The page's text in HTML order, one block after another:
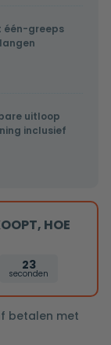
één-greeps
uitloop
inclusief
HOE
22
seconden
betalen met